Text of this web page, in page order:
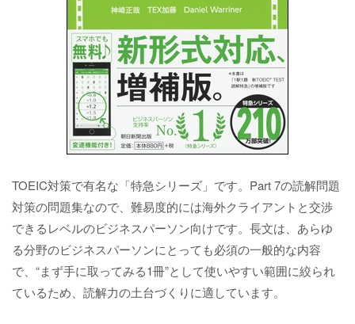
TOEIC対策で有名な「特急シリーズ」です。Part 7の読解問題
対策の問題集なので、難易度的には海外クライアントと交渉
できるレベルのビジネスパーソン向けです。長文は、あらゆ
る分野のビジネスパーソンにとっても必須の一般的な内容
で、“まず手に取ってみる1冊”として使いやすい範囲に絞られ
ているため、読解力の土台づくりに適しています。